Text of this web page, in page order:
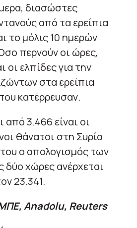
διασώστες
από τα ερείπια
το μόλις 10 ημερών
περνούν οι ώρες,
οι ελπίδες για την
στα ερείπια
κατέρρευσαν.
από 3.466 είναι οι
θάνατοι στη Συρία
ο απολογισμός των
δύο χώρες ανέρχεται
23.341.
Anadolu, Reuters